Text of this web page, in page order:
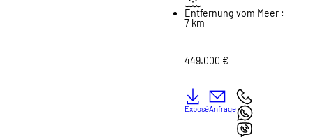
Entfernung vom Meer :
7 km
449.000 €
ExposéAnfrage